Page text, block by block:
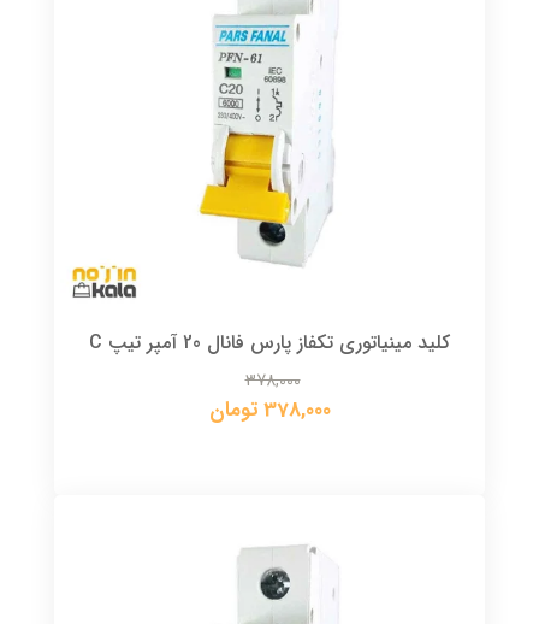
کلید مینیاتوری تکفاز پارس فانال 20 آمپر تیپ C
378,000
378,000 تومان